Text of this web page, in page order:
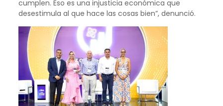
cumplen. Eso es una injusticia económica que
desestimula al que hace las cosas bien”, denunció.